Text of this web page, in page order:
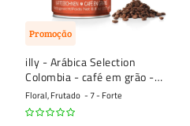
Promoção
illy - Arábica Selection
Colombia - café em grão -
250g
Floral, Frutado 7 - Forte